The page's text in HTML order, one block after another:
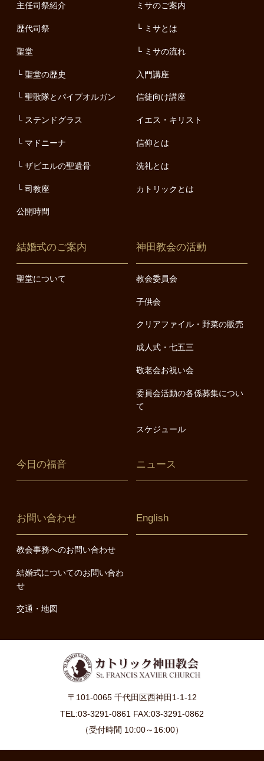
主任司祭紹介
歴代司祭
聖堂
聖堂の歴史
聖歌隊とパイプオルガン
ステンドグラス
マドニーナ
ザビエルの聖遺骨
司教座
公開時間
ミサのご案内
ミサとは
ミサの流れ
入門講座
信徒向け講座
イエス・キリスト
信仰とは
洗礼とは
カトリックとは
結婚式のご案内
聖堂について
神田教会の活動
教会委員会
子供会
クリアファイル・野菜の販売
成人式・七五三
敬老会お祝い会
委員会活動の各係募集につい
て
スケジュール
今日の福音 ニュース
お問い合わせ
教会事務へのお問い合わせ
結婚式についてのお問い合わ
せ
交通・地図
English
〒101-0065 千代田区西神田1-1-12
TEL:03-3291-0861 FAX:03-3291-0862
（受付時間 10:00～16:00）